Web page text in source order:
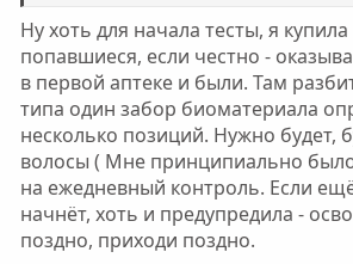
Ну хоть для начала тесты, я
попавшиеся, если честно -
в первой аптеке и были. Там
типа один забор биоматериала
несколько позиций. Нужно будет,
волосы ( Мне принципиально
на ежедневный контроль. Если
начнёт, хоть и предупредила -
поздно, приходи поздно.